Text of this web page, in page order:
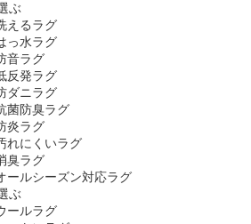
ぶ
えるラグ
っ水ラグ
音ラグ
反発ラグ
ダニラグ
菌防臭ラグ
炎ラグ
れにくいラグ
臭ラグ
ールシーズン対応ラグ
ぶ
ールラグ